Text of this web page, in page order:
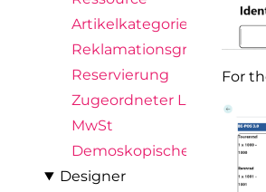
Artikelkategorie
Reklamationsgrund
Reservierung
Zugeordneter Lagerort
MwSt
Demoskopische Abfrage
Designer
For